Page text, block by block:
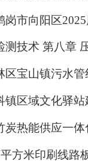
账上报功能介
运输环节：实
盖监管，包括运
转移联单、车载
单填报扫码获
图片04/功能介
固体废物处置环
测技术 第八章